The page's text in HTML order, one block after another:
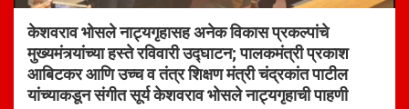
केशवराव भोसले नाट्यगृहासह अनेक विकास प्रकल्पांचे
मुख्यमंत्र्यांच्या हस्ते रविवारी उद्घाटन; पालकमंत्री प्रकाश
आबिटकर आणि उच्च व तंत्र शिक्षण मंत्री चंद्रकांत पाटील
यांच्याकडून संगीत सूर्य केशवराव भोसले नाट्यगृहाची पाहणी